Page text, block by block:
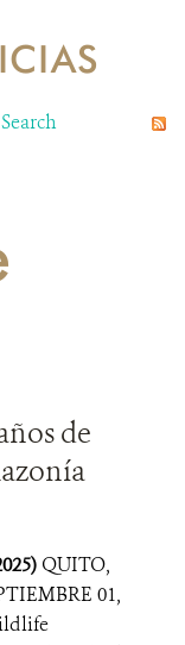
Y RECLAMOS
Search
de
QUITO,
01,